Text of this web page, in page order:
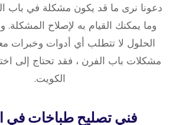
دعونا نرى ما قد يكون مشكلة في باب
وما يمكنك القيام به لإصلاح المشكلة.
الحلول لا تتطلب أي أدوات وخبرات
مشكلات باب الفرن ، فقد تحتاج إلى
الكويت.
فني تصليح طباخات في